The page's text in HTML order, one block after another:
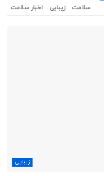
سلامت زیبایی اخبار سلامت
زیبایی